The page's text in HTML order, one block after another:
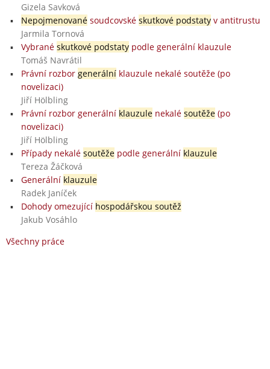
Gizela Savková
Nepojmenovanésoudcovské skutkové podstatyv antitrustu
Jarmila Tornová
Vybrané skutkové podstatypodle generální klauzule
Tomáš Navrátil
Právní rozbor generálníklauzule nekalé soutěže (po
novelizaci)
Jiří Hölbling
Právní rozbor generální klauzulenekalé soutěže(po
novelizaci)
Jiří Hölbling
Případy nekalé soutěžepodle generální klauzule
Tereza Žáčková
Generální klauzule
Radek Janíček
Dohody omezující hospodářskou soutěž
Jakub Vosáhlo
Všechny práce